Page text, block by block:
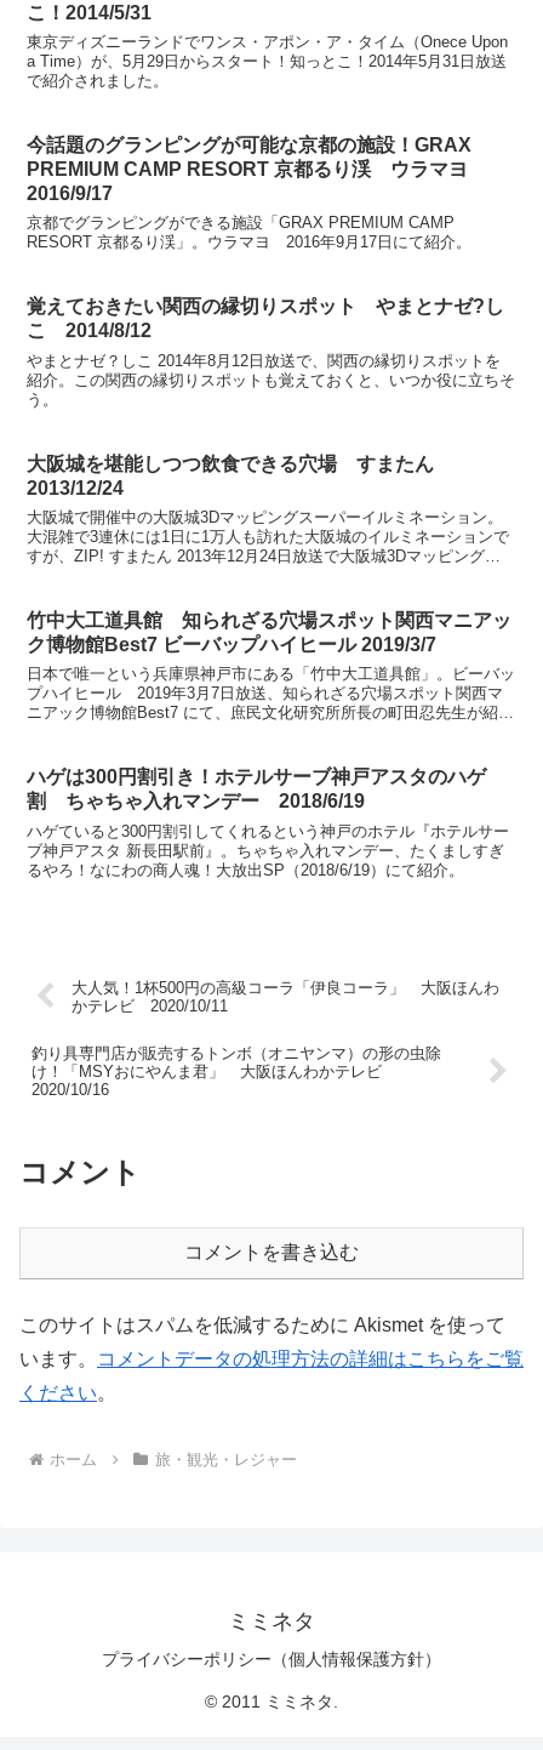
こ！2014/5/31
東京ディズニーランドでワンス・アポン・ア・タイム（Onece Upon
a Time）が、5月29日からスタート！知っとこ！2014年5月31日放送
で紹介されました。
今話題のグランピングが可能な京都の施設！GRAX
PREMIUM CAMP RESORT 京都るり渓 ウラマヨ
2016/9/17
京都でグランピングができる施設「GRAX PREMIUM CAMP
RESORT 京都るり渓」。ウラマヨ 2016年9月17日にて紹介。
覚えておきたい関西の縁切りスポット やまとナゼ?し
こ 2014/8/12
やまとナゼ？しこ 2014年8月12日放送で、関西の縁切りスポットを
紹介。この関西の縁切りスポットも覚えておくと、いつか役に立ちそ
う。
大阪城を堪能しつつ飲食できる穴場 すまたん
2013/12/24
大阪城で開催中の大阪城3Dマッピングスーパーイルミネーション。
大混雑で3連休には1日に1万人も訪れた大阪城のイルミネーションで
すが、ZIP! すまたん 2013年12月24日放送で大阪城3Dマッピングス
竹中大工道具館 知られざる穴場スポット関西マニアッ
ク博物館Best7 ビーバップハイヒール 2019/3/7
日本で唯一という兵庫県神戸市にある「竹中大工道具館」。ビーバッ
プハイヒール 2019年3月7日放送、知られざる穴場スポット関西マ
ニアック博物館Best7 にて、庶民文化研究所所長の町田忍先生が紹
ハゲは300円割引き！ホテルサーブ神戸アスタのハゲ
割 ちゃちゃ入れマンデー 2018/6/19
ハゲていると300円割引してくれるという神戸のホテル『ホテルサー
ブ神戸アスタ 新長田駅前』。ちゃちゃ入れマンデー、たくましすぎ
るやろ！なにわの商人魂！大放出SP（2018/6/19）にて紹介。
大人気！1杯500円の高級コーラ「伊良コーラ」 大阪ほんわ
かテレビ 2020/10/11
釣り具専門店が販売するトンボ（オニヤンマ）の形の虫除
け！「MSYおにやんま君」 大阪ほんわかテレビ
2020/10/16
コメント
コメントを書き込む
このサイトはスパムを低減するために Akismet を使って
います。
コメントデータの処理方法の詳細はこちらをご覧
ください。
ホーム 旅・観光・レジャー
ミミネタ
プライバシーポリシー（個人情報保護方針）
© 2011 ミミネタ.